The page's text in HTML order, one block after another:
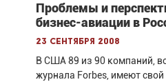
Проблемы и
бизнес-авиации в
23 сентября 2008
В США 89 из 90 компаний,
журнала Forbes, имеют свой